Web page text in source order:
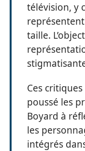
télévision, y
taille.
Ces
poussé les
Boyard à
les
intégrés